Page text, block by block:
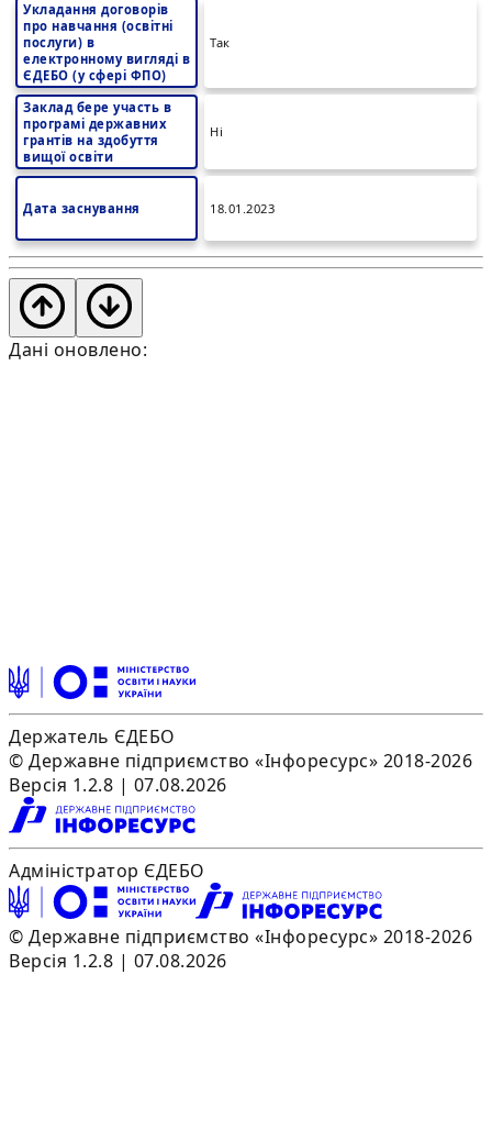
Укладання договорів
про навчання (освітні
послуги) в
електронному вигляді в
ЄДЕБО (у сфері ФПО)
Так
Заклад бере участь в
програмі державних
грантів на здобуття
вищої освіти
Ні
Дата заснування 18.01.2023
Дані оновлено:
Держатель ЄДЕБО
© Державне підприємство «Інфоресурс» 2018-2026
Версія 1.2.8 | 07.08.2026
Адміністратор ЄДЕБО
© Державне підприємство «Інфоресурс» 2018-2026
Версія 1.2.8 | 07.08.2026